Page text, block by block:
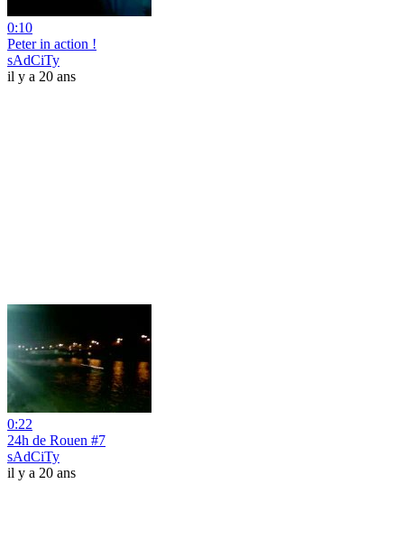
0:10
Peter in action !
sAdCiTy
il y a 20 ans
0:22
24h de Rouen #7
sAdCiTy
il y a 20 ans